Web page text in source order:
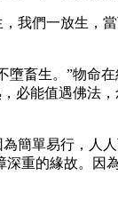
們一放生，
生。”物命
必能值遇佛法
單易行，人
重的緣故。